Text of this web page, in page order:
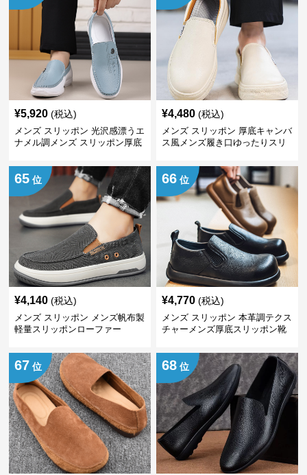
¥5,920 (税込)
メンズ スリッポン 光沢感漂うエ
ナメル調メンズ スリッポン厚底
¥4,480 (税込)
メンズ スリッポン 厚底キャンバ
ス風メンズ履き口ゆったりスリ
65 位
¥4,140 (税込)
メンズ スリッポン メンズ帆布製
軽量スリッポンローファー
66 位
¥4,770 (税込)
メンズ スリッポン 本革調テクス
チャーメンズ厚底スリッポン靴
67 位 68 位